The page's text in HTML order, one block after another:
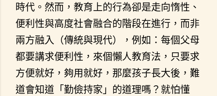
時代。然而，教育上的行為卻是走向惰性、
便利性與高度社會融合的階段在進行，而非
兩方融入（傳統與現代），例如：每個父母
都要講求便利性，來個懶人教育法，只要求
方便就好，夠用就好，那麼孩子長大後，難
道會知道「勤儉持家」的道理嗎？就怕懂